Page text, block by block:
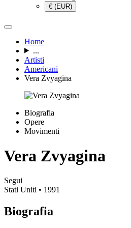
€ (EUR)
Home
...
Artisti
Americani
Vera Zvyagina
Biografia
Opere
Movimenti
Vera Zvyagina
Segui
Stati Uniti • 1991
Biografia